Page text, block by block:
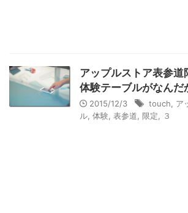
アップルストア表参
体験テーブルがなんだ
2015/12/3 touch ア
ル 体験 表参道 限定 ３